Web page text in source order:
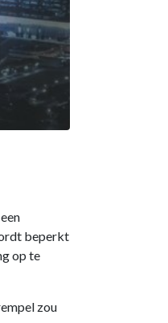
beperkt
op te
zou